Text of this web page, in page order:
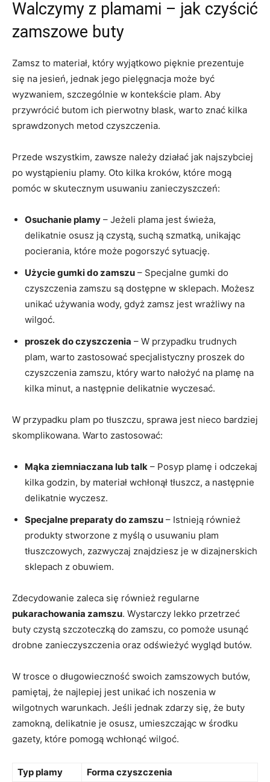
Walczymy z plamami – jak czyścić
zamszowe buty
Zamsz to materiał, który wyjątkowo pięknie prezentuje
się na jesień, jednak jego pielęgnacja może być
wyzwaniem, szczególnie w kontekście plam. Aby
przywrócić butom ich pierwotny blask, warto znać kilka
sprawdzonych metod czyszczenia.
Przede wszystkim, zawsze należy działać jak najszybciej
po wystąpieniu plamy. Oto kilka kroków, które mogą
pomóc w skutecznym usuwaniu zanieczyszczeń:
Osuchanie plamy – Jeżeli plama jest świeża,
delikatnie osusz ją czystą, suchą szmatką, unikając
pocierania, które może pogorszyć sytuację.
Użycie gumki do zamszu – Specjalne gumki do
czyszczenia zamszu są dostępne w sklepach. Możesz
unikać używania wody, gdyż zamsz jest wrażliwy na
wilgoć.
proszek do czyszczenia – W przypadku trudnych
plam, warto zastosować specjalistyczny proszek do
czyszczenia zamszu, który warto nałożyć na plamę na
kilka minut, a następnie delikatnie wyczesać.
W przypadku plam po tłuszczu, sprawa jest nieco bardziej
skomplikowana. Warto zastosować:
Mąka ziemniaczana lub talk – Posyp plamę i odczekaj
kilka godzin, by materiał wchłonął tłuszcz, a następnie
delikatnie wyczesz.
Specjalne preparaty do zamszu – Istnieją również
produkty stworzone z myślą o usuwaniu plam
tłuszczowych, zazwyczaj znajdziesz je w dizajnerskich
sklepach z obuwiem.
Zdecydowanie zaleca się również regularne
pukarachowania zamszu. Wystarczy lekko przetrzeć
buty czystą szczoteczką do zamszu, co pomoże usunąć
drobne zanieczyszczenia oraz odświeżyć wygląd butów.
W trosce o długowieczność swoich zamszowych butów,
pamiętaj, że najlepiej jest unikać ich noszenia w
wilgotnych warunkach. Jeśli jednak zdarzy się, że buty
zamokną, delikatnie je osusz, umieszczając w środku
gazety, które pomogą wchłonąć wilgoć.
Typ plamy
Forma czyszczenia